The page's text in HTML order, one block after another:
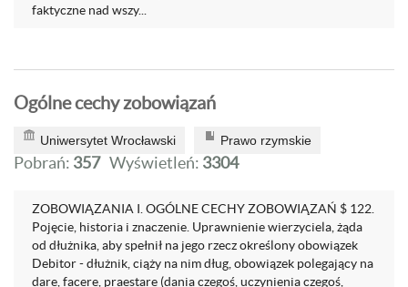
faktyczne nad wszy...
Ogólne cechy zobowiązań
Uniwersytet Wrocławski Prawo rzymskie
Pobrań: 357 Wyświetleń: 3304
ZOBOWIĄZANIA I. OGÓLNE CECHY ZOBOWIĄZAŃ $ 122.
Pojęcie, historia i znaczenie. Uprawnienie wierzyciela, żąda
od dłużnika, aby spełnił na jego rzecz określony obowiązek
Debitor - dłużnik, ciąży na nim dług, obowiązek polegający na
dare, facere, praestare (dania czegoś, uczynienia czegoś,